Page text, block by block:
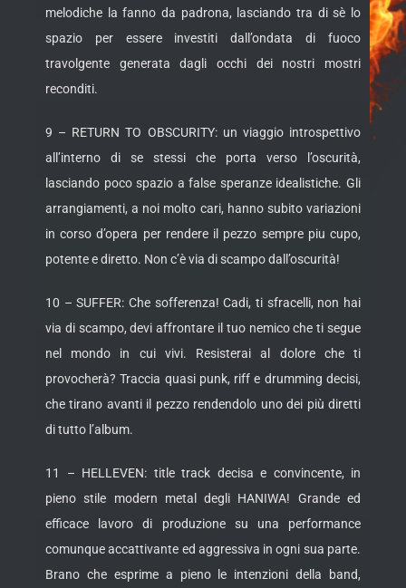
melodiche la fanno da padrona, lasciando tra di sè lo
spazio per essere investiti dall’ondata di fuoco
travolgente generata dagli occhi dei nostri mostri
reconditi.
9 – RETURN TO OBSCURITY: un viaggio introspettivo
all’interno di se stessi che porta verso l’oscurità,
lasciando poco spazio a false speranze idealistiche. Gli
arrangiamenti, a noi molto cari, hanno subito variazioni
in corso d’opera per rendere il pezzo sempre piu cupo,
potente e diretto. Non c’è via di scampo dall’oscurità!
10 – SUFFER: Che sofferenza! Cadi, ti sfracelli, non hai
via di scampo, devi affrontare il tuo nemico che ti segue
nel mondo in cui vivi. Resisterai al dolore che ti
provocherà? Traccia quasi punk, riff e drumming decisi,
che tirano avanti il pezzo rendendolo uno dei più diretti
di tutto l’album.
11 – HELLEVEN: title track decisa e convincente, in
pieno stile modern metal degli HANIWA! Grande ed
efficace lavoro di produzione su una performance
comunque accattivante ed aggressiva in ogni sua parte.
Brano che esprime a pieno le intenzioni della band,